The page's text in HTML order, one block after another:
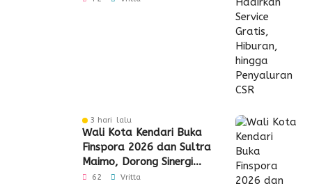
3 hari lalu
Wali Kota Kendari Buka
Finspora 2026 dan Sultra
Maimo, Dorong Sinergi
Industri Keuangan
62 Vritta